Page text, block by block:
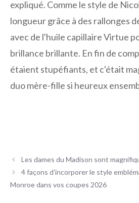
expliqué. Comme le style de
longueur grâce à des rallonges
avec de l'huile capillaire Virtue
brillance brillante. En fin de
étaient stupéfiants, et c'était
duo mère-fille si heureux
Les dames du Madison sont
4 façons d'incorporer le style
Monroe dans vos coupes 2026